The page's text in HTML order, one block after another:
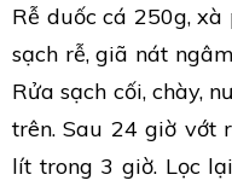
Rễ duốc cá 250g,
sạch rễ, giã nát
Rửa sạch cối, chày,
trên. Sau 24 giờ vớt
lít trong 3 giờ. Lọc